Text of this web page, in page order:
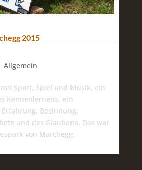
2015
Allgemein
Sport, Spiel und Musik, ein
Kennenlernens, ein
Besinnung,
und des Glaubens. Das war
von Marchegg.